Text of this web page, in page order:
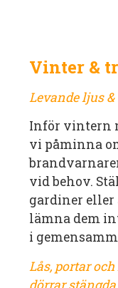
Vinter &
Levande ljus
Inför vintern
vi påminna
vid behov.
gardiner eller
lämna dem
i
Lås, portar
dörrar stängda